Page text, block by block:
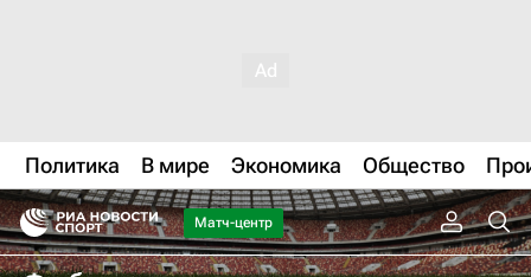
Политика В мире Экономика Общество
Матч-центр